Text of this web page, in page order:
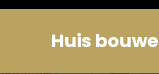
Huis